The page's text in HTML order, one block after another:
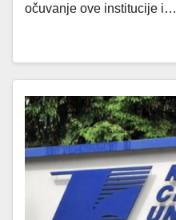
očuvanje ove institucije i…